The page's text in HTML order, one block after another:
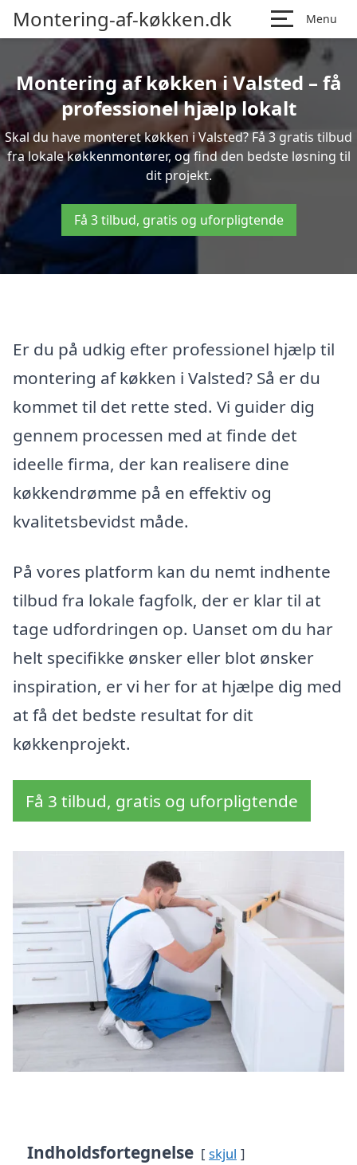
Montering-af-køkken.dk Menu
Montering af køkken i Valsted – få
professionel hjælp lokalt
Skal du have monteret køkken i Valsted? Få 3 gratis tilbud
fra lokale køkkenmontører, og find den bedste løsning til
dit projekt.
Få 3 tilbud, gratis og uforpligtende
Er du på udkig efter professionel hjælp til
montering af køkken i Valsted? Så er du
kommet til det rette sted. Vi guider dig
gennem processen med at finde det
ideelle firma, der kan realisere dine
køkkendrømme på en effektiv og
kvalitetsbevidst måde.
På vores platform kan du nemt indhente
tilbud fra lokale fagfolk, der er klar til at
tage udfordringen op. Uanset om du har
helt specifikke ønsker eller blot ønsker
inspiration, er vi her for at hjælpe dig med
at få det bedste resultat for dit
køkkenprojekt.
Få 3 tilbud, gratis og uforpligtende
Indholdsfortegnelse skjul